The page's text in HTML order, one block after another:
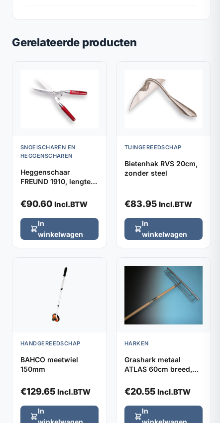
Gerelateerde producten
SNOEISCHAREN EN
HEGGENSCHAREN
Heggenschaar
FREUND 1910, lengte
€90.60 Incl.BTW
In
winkelwagen
TUINGEREEDSCHAP
Bietenhak RVS 20cm,
zonder steel
€83.95 Incl.BTW
In
winkelwagen
HANDGEREEDSCHAP
BAHCO meetwiel
150mm
€129.65 Incl.BTW
In
HARKEN
Grashark metaal
ATLAS 60cm breed,
steel)
€20.55 Incl.BTW
In